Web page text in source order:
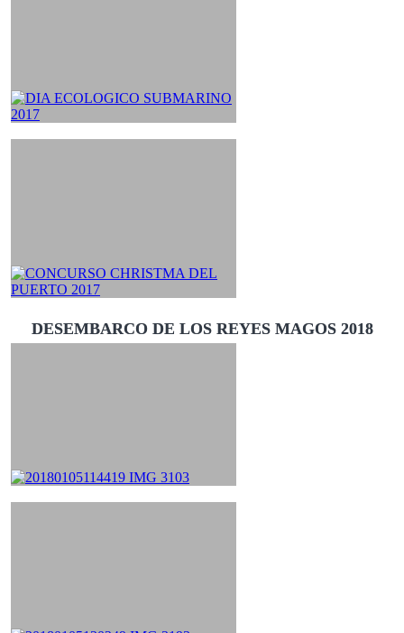
DESEMBARCO DE LOS REYES MAGOS 2018